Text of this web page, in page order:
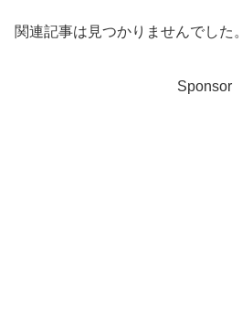
関連記事は見つかりませんでした。
Sponsor